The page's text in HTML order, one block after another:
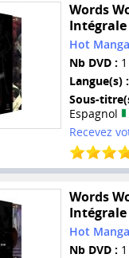
Words
Intégrale
Hot Manga
Nb DVD :
Langue(s) :
Sous-
Espagnol
Recevez
Words
Intégrale
Hot Manga
Nb DVD :